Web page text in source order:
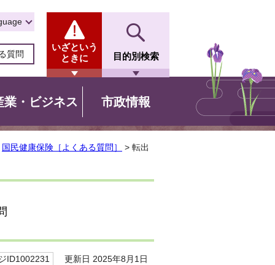
質問
いざという
ときに
目的別検索
業・ビジネス 市政情報
国民健康保険［よくある質問］ > 転出
ID1002231 更新日 2025年8月1日